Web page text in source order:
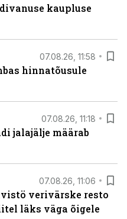
kaupluse
07.08.26, 11:58
hinnatõusule
07.08.26, 11:18
jalajälje määrab
07.08.26, 11:06
verivärske resto
läks väga õigele